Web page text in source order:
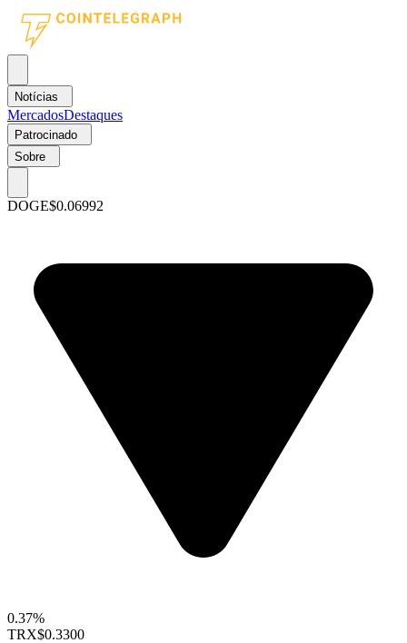
Notícias
MercadosDestaques
Patrocinado
Sobre
DOGE$0.06992
0.37%
TRX$0.3300